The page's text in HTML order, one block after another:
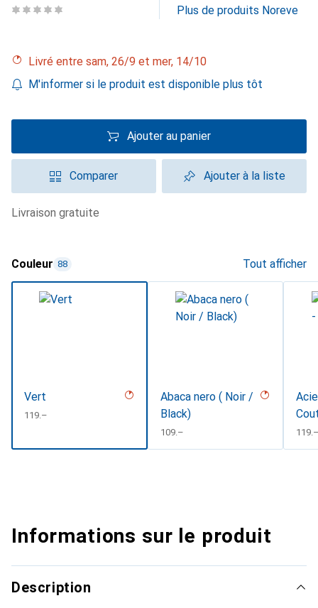
Plus de produits Noreve
Livré entre sam, 26/9 et mer, 14/10
M'informer si le produit est disponible plus tôt
Ajouter au panier
Comparer Ajouter à la liste
livraison gratuite
Couleur 88 Tout afficher
Vert
CHF
119.–
Abaca nero ( Noir /
Black)
CHF
109.– CHF
Informations sur le produit
Description